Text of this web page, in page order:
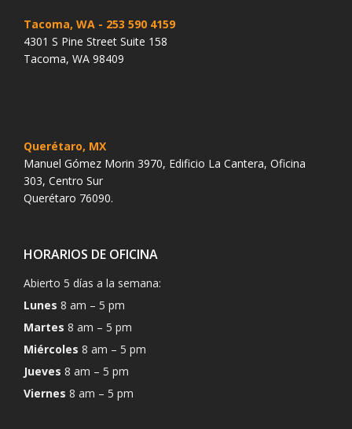
Tacoma, WA - 253 590 4159
4301 S Pine Street Suite 158
Tacoma, WA 98409
Querétaro, MX
Manuel Gómez Morin 3970, Edificio La Cantera, Oficina
303, Centro Sur
Querétaro 76090.
HORARIOS DE OFICINA
Abierto 5 días a la semana:
Lunes 8 am – 5 pm
Martes 8 am – 5 pm
Miércoles 8 am – 5 pm
Jueves 8 am – 5 pm
Viernes 8 am – 5 pm